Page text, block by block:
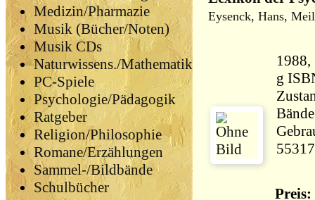
Medizin/Pharmazie
Musik (Bücher/Noten)
Musik CDs
Naturwissens./Mathematik
PC-Spiele
Psychologie/Pädagogik
Ratgeber
Religion/Philosophie
Romane/Erzählungen
Sammel-/Bildbände
Schulbücher
Eysenck, Hans,
1988,
g
55317
Preis: